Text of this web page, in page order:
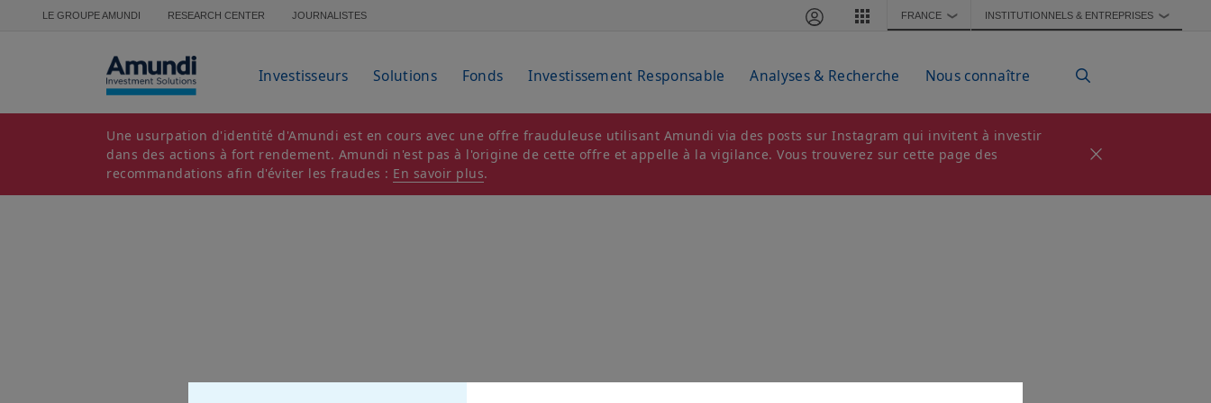
Aller au contenu principal
LE GROUPE AMUNDI RESEARCH CENTER JOURNALISTES FRANCE ❯ INSTITUTIONNELS & ENTREPRISES ❯
Investisseurs Solutions Fonds Investissement Responsable Analyses & Recherche Nous connaître
Une usurpation d'identité d'Amundi est en cours avec une offre frauduleuse utilisant Amundi via des posts sur Instagram qui invitent à investir
dans des actions à fort rendement. Amundi n'est pas à l'origine de cette offre et appelle à la vigilance. Vous trouverez sur cette page des
recommandations afin d'éviter les fraudes : En savoir plus.